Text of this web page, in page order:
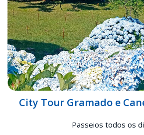
City Tour Gramado e
Passeios todos os